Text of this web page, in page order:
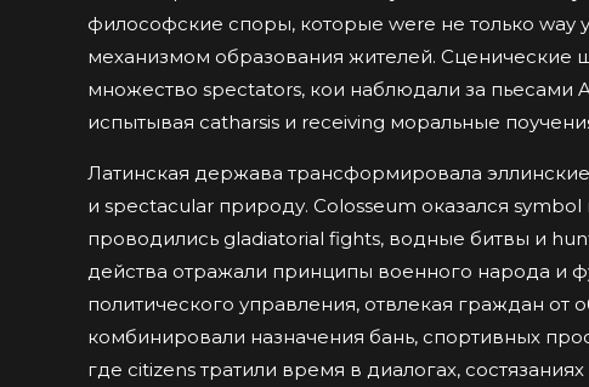
философские споры, которые were не только way
механизмом образования жителей. Сценические
множество spectators, кои наблюдали за пьесами
испытывая catharsis и receiving моральные
Латинская держава трансформировала
и spectacular природу. Colosseum оказался
проводились gladiatorial fights, водные битвы и
действа отражали принципы военного народа и
политического управления, отвлекая граждан
комбинировали назначения бань, спортивных
где citizens тратили время в диалогах,